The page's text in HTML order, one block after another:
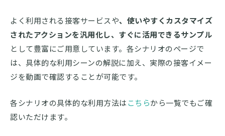
よく利用される接客サービスや、使いやすくカスタマイズ
されたアクションを汎用化し、すぐに活用できるサンプル
として豊富にご用意しています。各シナリオのページで
は、具体的な利用シーンの解説に加え、実際の接客イメー
ジを動画で確認することが可能です。
各シナリオの具体的な利用方法は こちらから一覧でもご確
認いただけます。